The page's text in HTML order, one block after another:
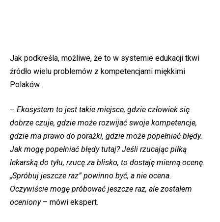
Jak podkreśla, możliwe, że to w systemie edukacji tkwi
źródło wielu problemów z kompetencjami miękkimi
Polaków.
– Ekosystem to jest takie miejsce, gdzie człowiek się
dobrze czuje, gdzie może rozwijać swoje kompetencje,
gdzie ma prawo do porażki, gdzie może popełniać błędy.
Jak mogę popełniać błędy tutaj? Jeśli rzucając piłką
lekarską do tyłu, rzucę za blisko, to dostaję mierną ocenę.
„Spróbuj jeszcze raz” powinno być, a nie ocena.
Oczywiście mogę próbować jeszcze raz, ale zostałem
oceniony – mówi ekspert.